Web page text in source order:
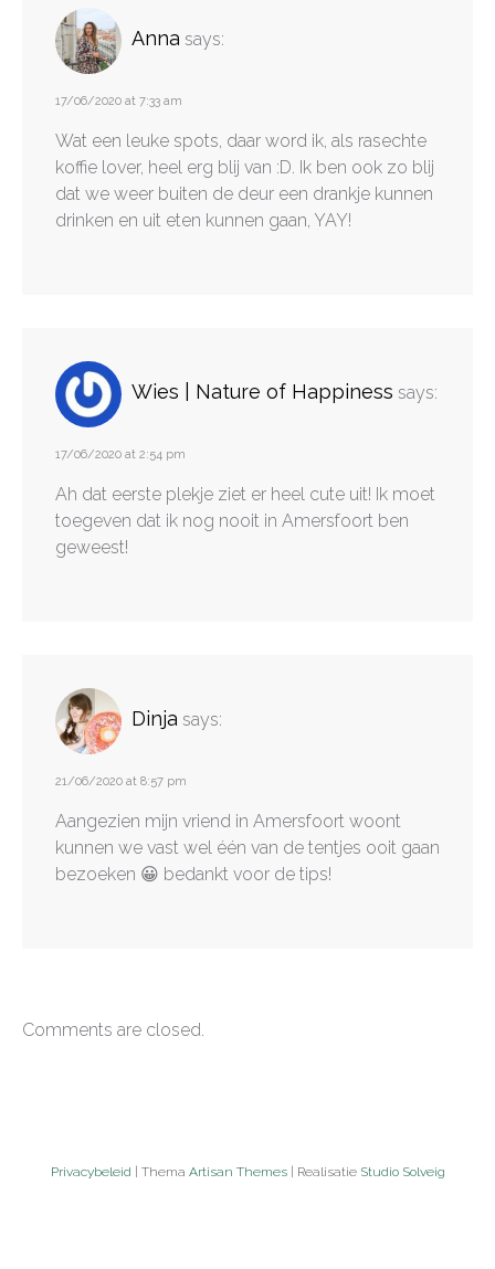
Anna says:
17/06/2020 at 7:33 am
Wat een leuke spots, daar word ik, als rasechte
koffie lover, heel erg blij van :D. Ik ben ook zo blij
dat we weer buiten de deur een drankje kunnen
drinken en uit eten kunnen gaan, YAY!
Wies | Nature of Happiness says:
17/06/2020 at 2:54 pm
Ah dat eerste plekje ziet er heel cute uit! Ik moet
toegeven dat ik nog nooit in Amersfoort ben
geweest!
Dinja says:
21/06/2020 at 8:57 pm
Aangezien mijn vriend in Amersfoort woont
kunnen we vast wel één van de tentjes ooit gaan
bezoeken 😀 bedankt voor de tips!
Comments are closed.
Privacybeleid | Thema Artisan Themes| Realisatie Studio Solveig